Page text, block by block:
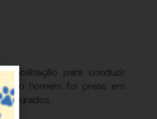
habilitação para conduzir
e o homem foi preso em